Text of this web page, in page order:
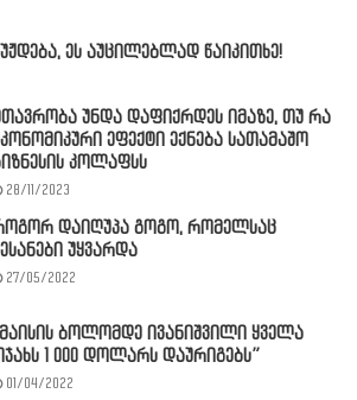
ეს აუცილებლად წაიკითხე!
უნდა დაფიქრდეს იმაზე, თუ რა
ეფექტი ექნება სათამაშო
კოლაფსს
28/11/2023
დაიღუპა გოგო, რომელსაც
უყვარდა
27/05/2022
ბოლომდე ივანიშვილი ყველა
1 000 დოლარს დაურიგებს”
01/04/2022